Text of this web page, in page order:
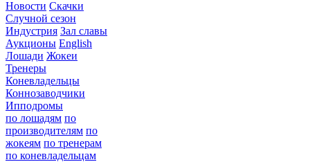
Новости Скачки
Случной сезон
Индустрия Зал славы
Аукционы English
Лошади Жокеи
Тренеры
Коневладельцы
Коннозаводчики
Ипподромы
по лошадям по
производителям по
жокеям по тренерам
по коневладельцам